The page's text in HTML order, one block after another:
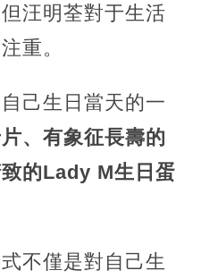
汪明荃對于生活
重。
己生日當天的一
、有象征長壽的
的Lady M生日蛋
不僅是對自己生